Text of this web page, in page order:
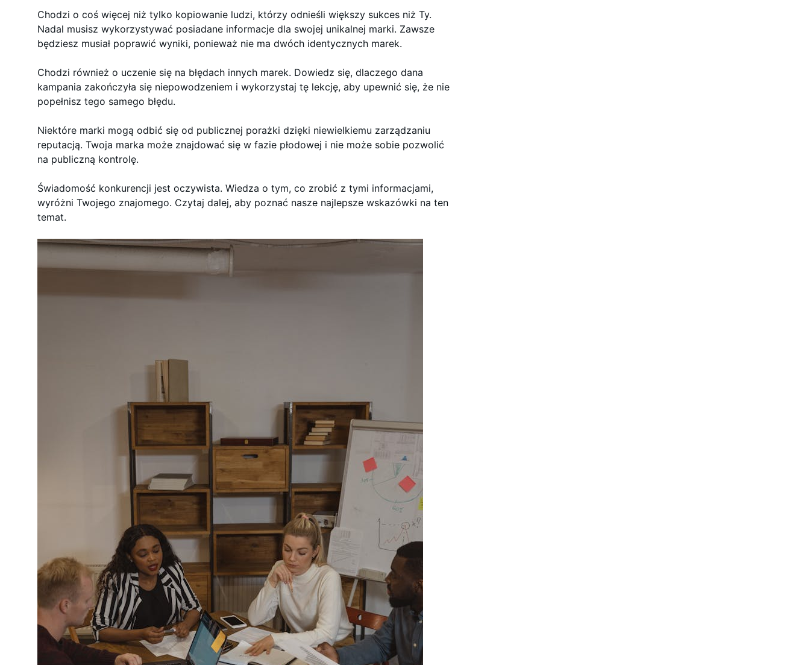
Chodzi o coś więcej niż tylko kopiowanie ludzi, którzy odnieśli większy sukces niż Ty.
Nadal musisz wykorzystywać posiadane informacje dla swojej unikalnej marki. Zawsze
będziesz musiał poprawić wyniki, ponieważ nie ma dwóch identycznych marek.
Chodzi również o uczenie się na błędach innych marek. Dowiedz się, dlaczego dana
kampania zakończyła się niepowodzeniem i wykorzystaj tę lekcję, aby upewnić się, że nie
popełnisz tego samego błędu.
Niektóre marki mogą odbić się od publicznej porażki dzięki niewielkiemu zarządzaniu
reputacją. Twoja marka może znajdować się w fazie płodowej i nie może sobie pozwolić
na publiczną kontrolę.
Świadomość konkurencji jest oczywista. Wiedza o tym, co zrobić z tymi informacjami,
wyróżni Twojego znajomego. Czytaj dalej, aby poznać nasze najlepsze wskazówki na ten
temat.